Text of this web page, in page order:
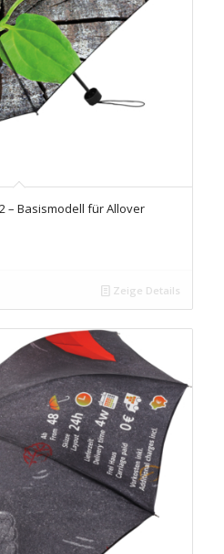
– Basismodell für Allover
Zeige Details